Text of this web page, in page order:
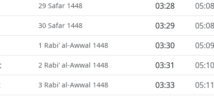
29 Safar 1448 03:28 05:08
30 Safar 1448 03:29 05:08
1 Rabi’ al-Awwal 1448 03:30 05:09
2 Rabi’ al-Awwal 1448 03:31 05:10
3 Rabi’ al-Awwal 1448 03:33 05:11